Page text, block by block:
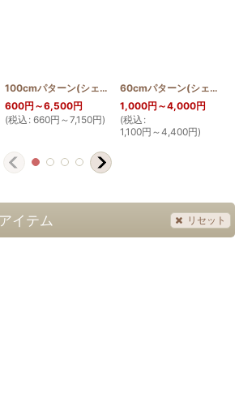
[PATTERN_T60_NIU_PUL]
100cmパターン(シェルジンジャー) [
600円 ～6,500円
(税込 : 660円 ～7,150円)
60cmパターン(シェルジンジャー)
1,000円 ～4,000円
(税込 :
1,100円 ～4,400円)
イテム リセット